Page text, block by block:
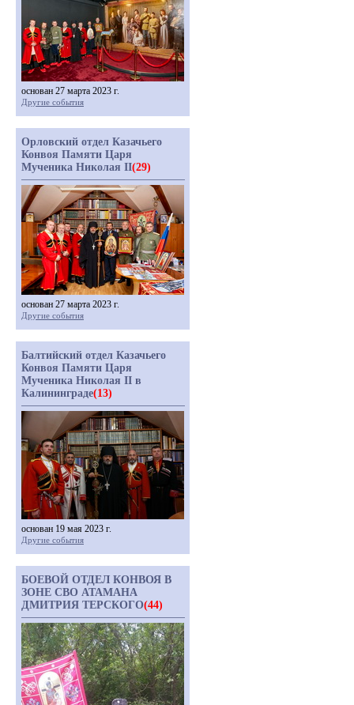
основан 27 марта 2023 г.
Другие события
Орловский отдел Казачьего
Конвоя Памяти Царя
Мученика Николая II(29)
основан 27 марта 2023 г.
Другие события
Балтийский отдел Казачьего
Конвоя Памяти Царя
Мученика Николая II в
Калининграде(13)
основан 19 мая 2023 г.
Другие события
БОЕВОЙ ОТДЕЛ КОНВОЯ В
ЗОНЕ СВО АТАМАНА
ДМИТРИЯ ТЕРСКОГО(44)